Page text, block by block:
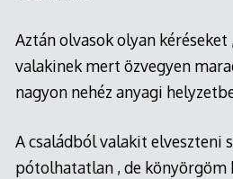
Aztán olvasok olyan kéréseket
valakinek mert özvegyen
nagyon nehéz anyagi
A családból valakit elveszteni
pótolhatatlan , de könyörgöm